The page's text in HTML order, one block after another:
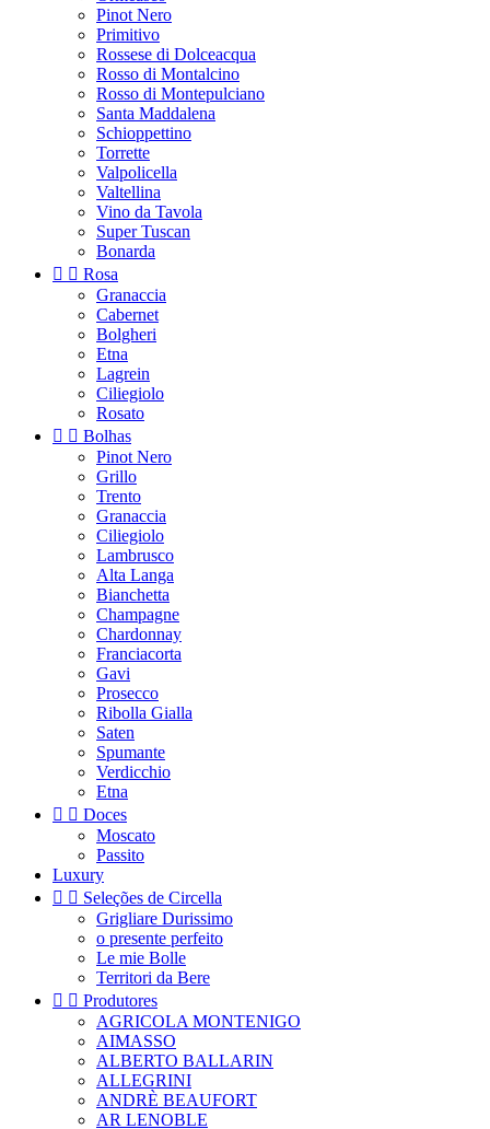
Pinot Nero
Primitivo
Rossese di Dolceacqua
Rosso di Montalcino
Rosso di Montepulciano
Santa Maddalena
Schioppettino
Torrette
Valpolicella
Valtellina
Vino da Tavola
Super Tuscan
Bonarda
  Rosa
Granaccia
Cabernet
Bolgheri
Etna
Lagrein
Ciliegiolo
Rosato
  Bolhas
Pinot Nero
Grillo
Trento
Granaccia
Ciliegiolo
Lambrusco
Alta Langa
Bianchetta
Champagne
Chardonnay
Franciacorta
Gavi
Prosecco
Ribolla Gialla
Saten
Spumante
Verdicchio
Etna
  Doces
Moscato
Passito
Luxury
  Seleções de Circella
Grigliare Durissimo
o presente perfeito
Le mie Bolle
Territori da Bere
  Produtores
AGRICOLA MONTENIGO
AIMASSO
ALBERTO BALLARIN
ALLEGRINI
ANDRÈ BEAUFORT
AR LENOBLE